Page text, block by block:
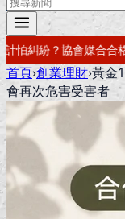
障要開公司？借址登記
首頁›創業理財›黃金
會再次危害受害者